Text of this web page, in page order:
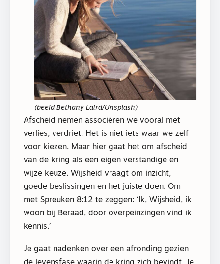
(beeld Bethany Laird/Unsplash)
Afscheid nemen associëren we vooral met
verlies, verdriet. Het is niet iets waar we zelf
voor kiezen. Maar hier gaat het om afscheid
van de kring als een eigen verstandige en
wijze keuze. Wijsheid vraagt om inzicht,
goede beslissingen en het juiste doen. Om
met Spreuken 8:12 te zeggen: ‘Ik, Wijsheid, ik
woon bij Beraad, door overpeinzingen vind ik
kennis.’
Je gaat nadenken over een afronding gezien